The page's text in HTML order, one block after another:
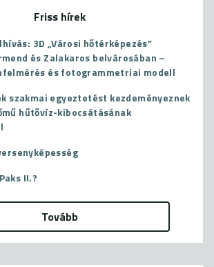
Friss hírek
3D „Városi hőtérképezés”
és Zalakaros belvárosában –
és fotogrammetriai modell
szakmai egyeztetést kezdeményeznek
hűtővíz-kibocsátásának
II.?
Tovább